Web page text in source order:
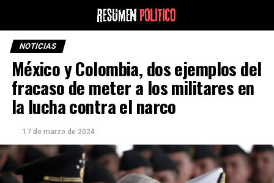
NOTICIAS
México y Colombia, dos ejemplos del
fracaso de meter a los militares en
la lucha contra el narco
17 de marzo de 2024